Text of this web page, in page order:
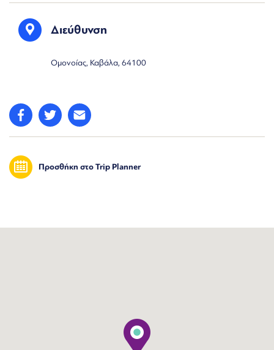
Διεύθυνση
Ομονοίας, Καβάλα, 64100
Προσθήκη στο Trip Planner